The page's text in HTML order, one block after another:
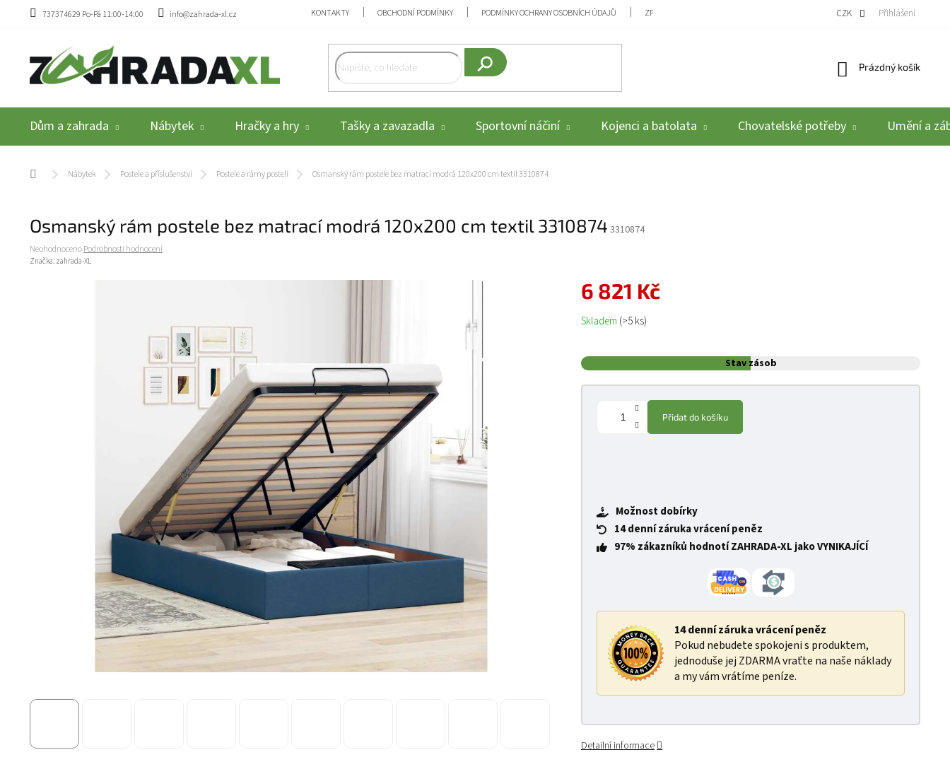
Přejít na obsah
737374629 Po-Pá 11:00-14:00 info@zahrada-xl.cz KONTAKTY OBCHODNÍ PODMÍNKY PODMÍNKY OCHRANY OSOBNÍCH ÚDAJŮ ZPĚTNÝ ODBĚR VYSLOUŽILÝCH ELEKTROZAŘÍZENÍ / BATERIÍ REKLAMACE A
CZK Přihlášení
Hledat
Nákupní košík
Prázdný košík
Dům a zahrada Nábytek Hračky a hry Tašky a zavazadla Sportovní náčiní Kojenci a batolata Chovatelské potřeby Umění a
Domů Nábytek Postele a příslušenství Postele a rámy postelí Osmanský rám postele bez matrací modrá 120x200 cm textil 3310874
Osmanský rám postele bez matrací modrá 120x200 cm textil 3310874 3310874
Průměrné hodnocení produktu je 0,0 z 5 hvězdiček.
NeohodnocenoPodrobnosti hodnocení
Značka: zahrada-XL
6 821 Kč
Měrná cena:
Skladem (>5 ks)
Stav zásob
Přidat do košíku
Možnost dobírky
14 denní záruka vrácení peněz
97% zákazníků hodnotí ZAHRADA-XL jako VYNIKAJÍCÍ
14 denní záruka vrácení peněz
Pokud nebudete spokojeni s produktem,
jednoduše jej ZDARMA vraťte na naše náklady
a my vám vrátíme peníze.
Detailní informace